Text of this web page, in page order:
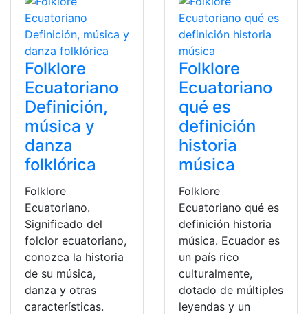
Folklore
Ecuatoriano
Definición,
música y
danza
folklórica
Folklore
Ecuatoriano.
Significado del
folclor ecuatoriano,
conozca la historia
de su música,
danza y otras
características.
Folklore
Ecuatoriano
qué es
definición
historia
música
Folklore
Ecuatoriano qué es
definición historia
música. Ecuador es
un país rico
culturalmente,
dotado de múltiples
leyendas y un